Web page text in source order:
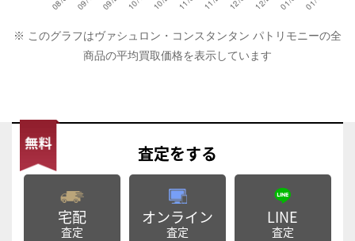
※ このグラフはヴァシュロン・コンスタンタン パトリモニーの全
商品の平均買取価格を表示しています
査定をする
宅配
査定
オンライン
査定
LINE
査定